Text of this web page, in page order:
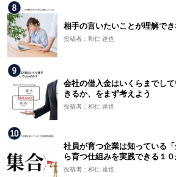
相手の言いたいことが理解で
投稿者：和仁 達也
会社の借入金はいくらまでし
きるか、をまず考えよう
投稿者：和仁 達也
社員が育つ企業は知っている
ら育つ仕組みを実践できる１０
投稿者：和仁 達也